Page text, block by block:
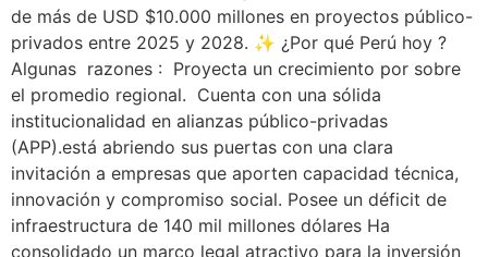
de más de USD $10.000 millones en proyectos público-
privados entre 2025 y 2028. ✨ ¿Por qué Perú hoy ?
Algunas razones : Proyecta un crecimiento por sobre
el promedio regional. Cuenta con una sólida
institucionalidad en alianzas público-privadas
(APP).está abriendo sus puertas con una clara
invitación a empresas que aporten capacidad técnica,
innovación y compromiso social. Posee un déficit de
infraestructura de 140 mil millones dólares Ha
consolidado un marco legal atractivo para la inversión